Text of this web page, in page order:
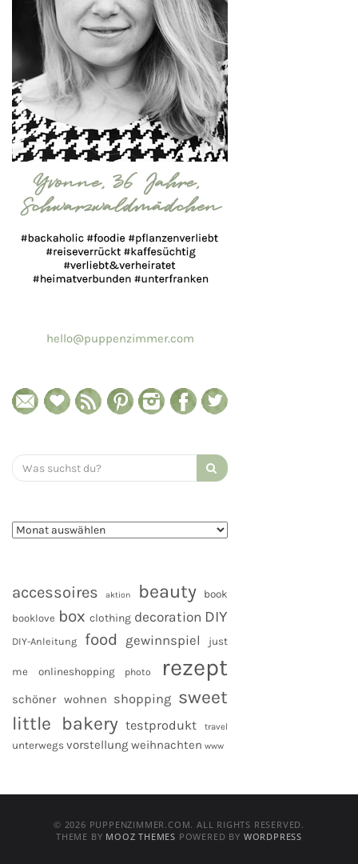
hello@puppenzimmer.com
Search
for:
accessoires aktion beauty
book
booklove box clothing decoration DIY
DIY-Anleitung food gewinnspiel just
me onlineshopping photo rezept
schöner wohnen shopping sweet
little bakery testprodukt travel
unterwegs vorstellung weihnachten www
© 2026 PUPPENZIMMER.COM. ALL RIGHTS RESERVED.
THEME BY MOOZ THEMES POWERED BY WORDPRESS